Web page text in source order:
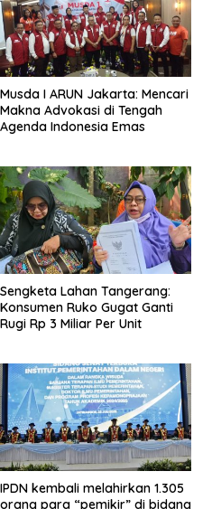
Musda I ARUN Jakarta: Mencari
Makna Advokasi di Tengah
Agenda Indonesia Emas
Sengketa Lahan Tangerang:
Konsumen Ruko Gugat Ganti
Rugi Rp 3 Miliar Per Unit
IPDN kembali melahirkan 1.305
orang para “pemikir” di bidang